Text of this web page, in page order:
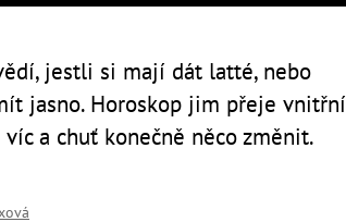
jestli si mají dát latté, nebo
jasno. Horoskop jim přeje vnitřní
a chuť konečně něco změnit.